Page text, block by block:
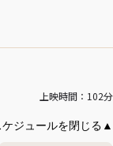
上映時間：102分